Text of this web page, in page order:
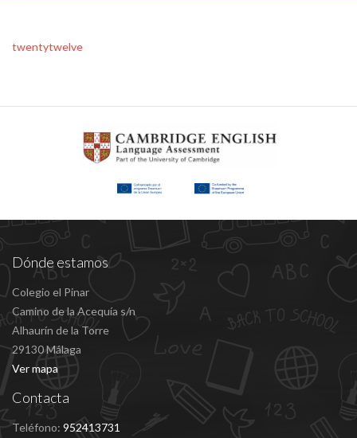
twentytwelve
Dónde estamos
Colegio el Pinar
Camino de la Acequía s/n
Alhaurín de la Torre
29130 Málaga
Ver mapa
Contacta
Teléfono: 952413731